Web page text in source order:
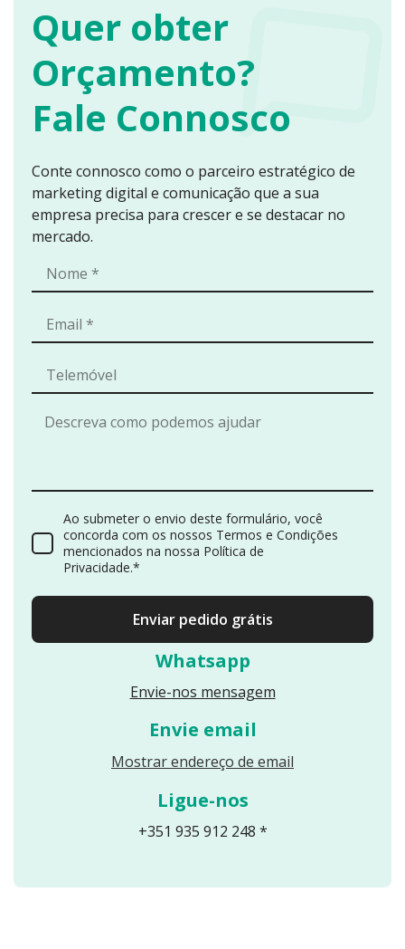
Quer obter
Orçamento?
Fale Connosco
Conte connosco como o parceiro estratégico de
marketing digital e comunicação que a sua
empresa precisa para crescer e se destacar no
mercado.
Whatsapp
Envie-nos mensagem
Envie email
Mostrar endereço de email
Ligue-nos
+351 935 912 248 *
Ao submeter o envio deste formulário, você
concorda com os nossos Termos e Condições
mencionados na nossa Política de
Privacidade.*
Enviar pedido grátis